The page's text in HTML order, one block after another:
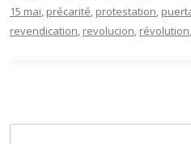
15 mai, précarité, protestation,
revendication, revolucion, révolution,